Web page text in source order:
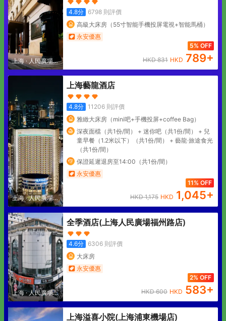
上海·人民廣場地
區
4.8分 6798則評價
高級大床房（55寸智能手機投屏電視+智能馬桶）
永安優惠
5% OFF
HKD831 HKD 789+
上海·人民廣場地
區
上海藝龍酒店
4.8分 11206則評價
雅緻大床房（mini吧+手機投屏+coffee Bag）
深夜面檔（共1份/間） + 迷你吧（共1份/間） + 兒
童早餐（1.2米以下）（共1份/間） + 藝龍·旅途食光
（共1份/間）
保證延遲退房至14:00（共1份/間）
永安優惠
11% OFF
HKD1,175 HKD 1,045+
上海·人民廣場地
區
全季酒店(上海人民廣場福州路店)
4.6分 6306則評價
大床房
永安優惠
2% OFF
HKD600 HKD 583+
上海溢喜小院(上海浦東機場店)